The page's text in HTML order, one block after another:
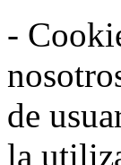
-
de
la